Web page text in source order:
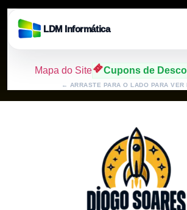
LDM Informática
Mapa do Site Cupons de
← ARRASTE PARA O LADO PARA VER